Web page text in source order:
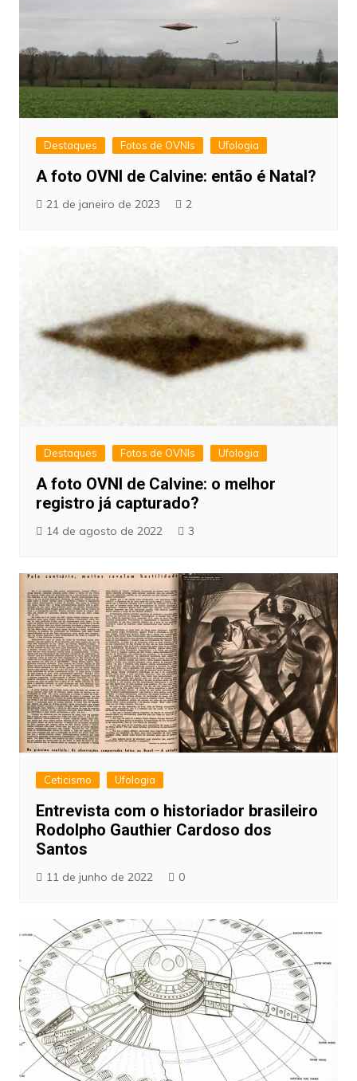
Destaques Fotos de OVNIs Ufologia
A foto OVNI de Calvine: então é Natal?
21 de janeiro de 2023 2
Destaques Fotos de OVNIs Ufologia
A foto OVNI de Calvine: o melhor
registro já capturado?
14 de agosto de 2022 3
Ceticismo Ufologia
Entrevista com o historiador brasileiro
Rodolpho Gauthier Cardoso dos
Santos
11 de junho de 2022 0